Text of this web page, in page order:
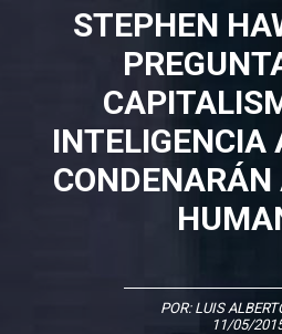
STEPHEN
INTELIGENCIA
POR: LUIS
11/05/